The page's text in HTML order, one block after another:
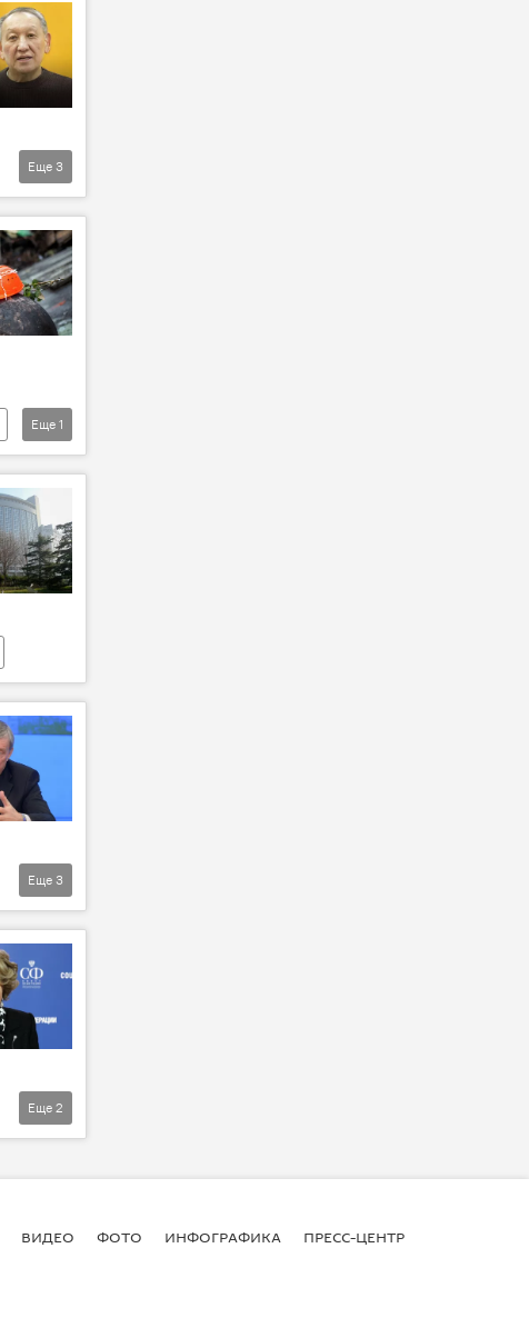
Еще 3
Еще 1
Еще 3
Еще 2
ВИДЕО ФОТО ИНФОГРАФИКА ПРЕСС-ЦЕНТР